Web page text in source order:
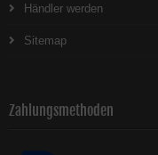
Händler werden
Sitemap
Zahlungsmethoden